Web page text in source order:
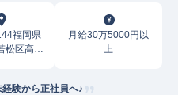
福岡県
松区高須
月給30万5000円以
上
験から正社員へ♪